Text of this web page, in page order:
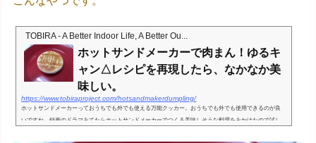
TOBIRA - A Better Indoor Life, A Better Ou...
ホットサンドメーカーで肉まん！ゆるキ
ャン△レシピを再現したら、なかなか美
味しい。
https://www.tobiraproject.com/hotsandmakerdumpling/
ホットサンドメーカーっておうちでも外でも使える万能クッカー。おうちでも外でも使用できるのが良
いですね。録画のドラマみてたらホットサンドメーカーでつくる美味しそうな料理をみかけたので試し